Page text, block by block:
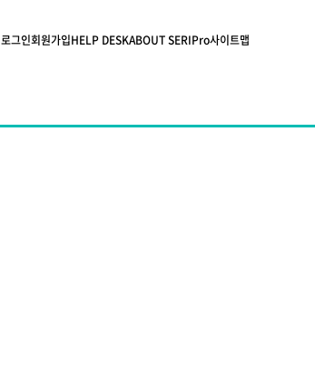
로그인회원가입HELP DESKABOUT SERIPro사이트맵